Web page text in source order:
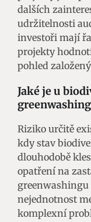
dalších
udržitelnosti
investoři mají
projekty
pohled
Jaké je u
Riziko určitě
kdy stav
dlouhodobě
opatření na
greenwashingu
nejednotnost
komplexní